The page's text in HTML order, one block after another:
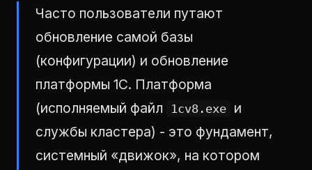
Часто пользователи путают
обновление самой базы
(конфигурации) и обновление
платформы 1С. Платформа
(исполняемый файл
1cv8.exe и
службы кластера) - это фундамент,
системный «движок», на котором